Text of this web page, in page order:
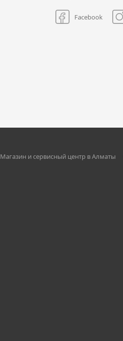
Facebook
Магазин и сервисный центр в Алматы